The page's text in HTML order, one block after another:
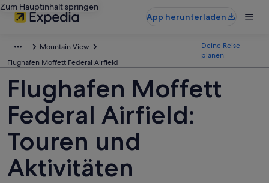
Zum Hauptinhalt springen
App herunterladen
Mountain View
Flughafen Moffett Federal Airfield
Deine Reise
planen
Flughafen Moffett
Federal Airfield:
Touren und
Aktivitäten